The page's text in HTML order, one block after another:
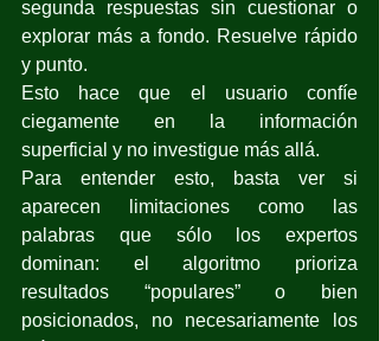
segunda respuestas sin cuestionar o
explorar más a fondo. Resuelve rápido
y punto.
Esto hace que el usuario confíe
ciegamente en la información
superficial y no investigue más allá.
Para entender esto, basta ver si
aparecen limitaciones como las
palabras que sólo los expertos
dominan: el algoritmo prioriza
resultados “populares” o bien
posicionados, no necesariamente los